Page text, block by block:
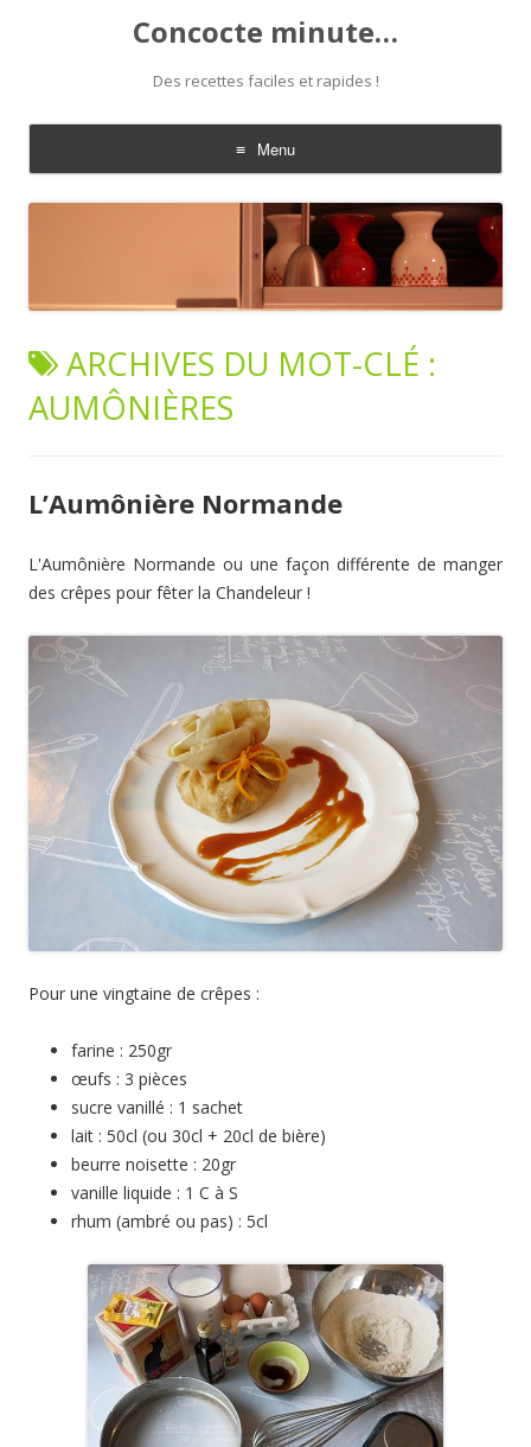
Concocte minute…
Des recettes faciles et rapides !
Menu
Aller
au
ARCHIVES DU MOT-CLÉ :
AUMÔNIÈRES
L’Aumônière Normande
L'Aumônière Normande ou une façon différente de manger
des crêpes pour fêter la Chandeleur !
Pour une vingtaine de crêpes :
farine : 250gr
œufs : 3 pièces
sucre vanillé : 1 sachet
lait : 50cl (ou 30cl + 20cl de bière)
beurre noisette : 20gr
vanille liquide : 1 C à S
rhum (ambré ou pas) : 5cl